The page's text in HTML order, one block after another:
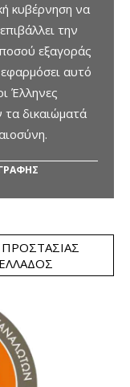
κυβέρνηση να
την
εξαγοράς
αυτό
Έλληνες
δικαιώματά